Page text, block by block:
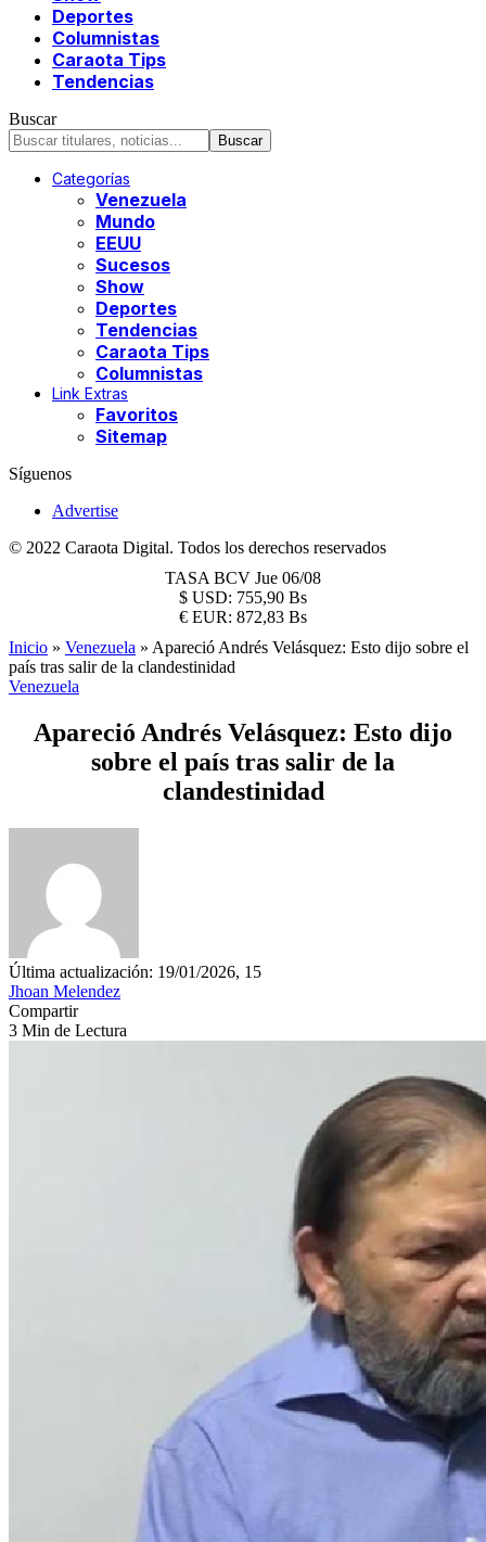
Deportes
Columnistas
Caraota Tips
Tendencias
Buscar
Categorías
Venezuela
Mundo
EEUU
Sucesos
Show
Deportes
Tendencias
Caraota Tips
Columnistas
Link Extras
Favoritos
Sitemap
Síguenos
Advertise
© 2022 Caraota Digital. Todos los derechos reservados
TASA BCV Jue 06/08
$ USD: 755,90 Bs
€ EUR: 872,83 Bs
Inicio » Venezuela » Apareció Andrés Velásquez: Esto dijo sobre el
país tras salir de la clandestinidad
Venezuela
Apareció Andrés Velásquez: Esto dijo
sobre el país tras salir de la
clandestinidad
Última actualización: 19/01/2026, 15
Jhoan Melendez
Compartir
3 Min de Lectura